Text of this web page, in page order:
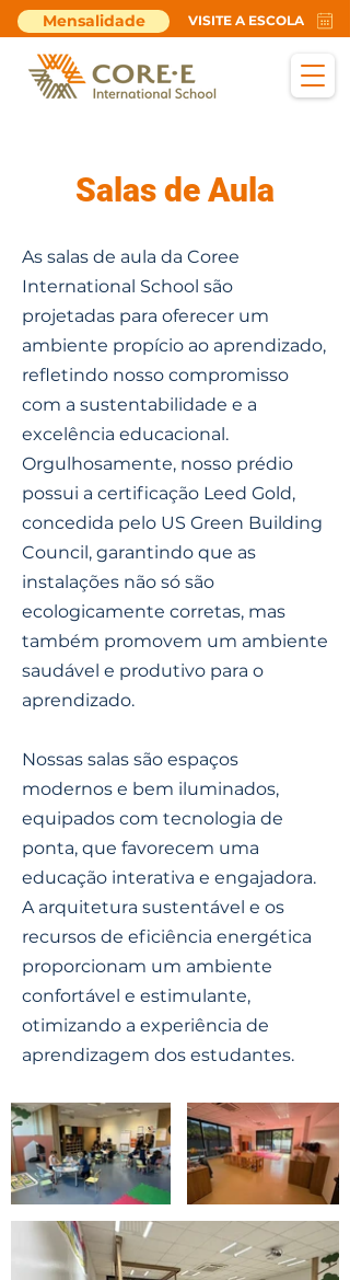
Mensalidade VISITE A ESCOLA
Salas de Aula
As salas de aula da Coree
International School são
projetadas para oferecer um
ambiente propício ao aprendizado,
refletindo nosso compromisso
com a sustentabilidade e a
excelência educacional.
Orgulhosamente, nosso prédio
possui a certificação Leed Gold,
concedida pelo US Green Building
Council, garantindo que as
instalações não só são
ecologicamente corretas, mas
também promovem um ambiente
saudável e produtivo para o
aprendizado.
Nossas salas são espaços
modernos e bem iluminados,
equipados com tecnologia de
ponta, que favorecem uma
educação interativa e engajadora.
A arquitetura sustentável e os
recursos de eficiência energética
proporcionam um ambiente
confortável e estimulante,
otimizando a experiência de
aprendizagem dos estudantes.